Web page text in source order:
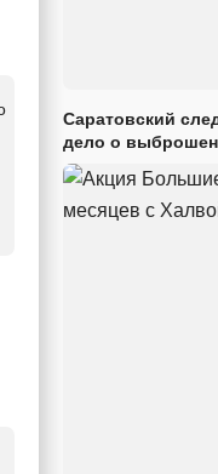
Саратовский
дело о